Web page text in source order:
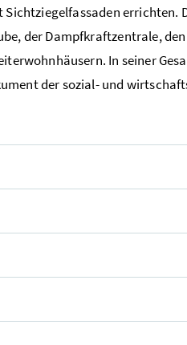
Sichtziegelfassaden errichten.
der Dampfkraftzentrale,
In seiner
der sozial- und